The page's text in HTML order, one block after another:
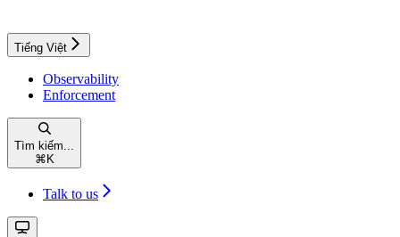
Tiếng Việt
Observability
Enforcement
Tìm kiếm...
⌘ K
Talk to us